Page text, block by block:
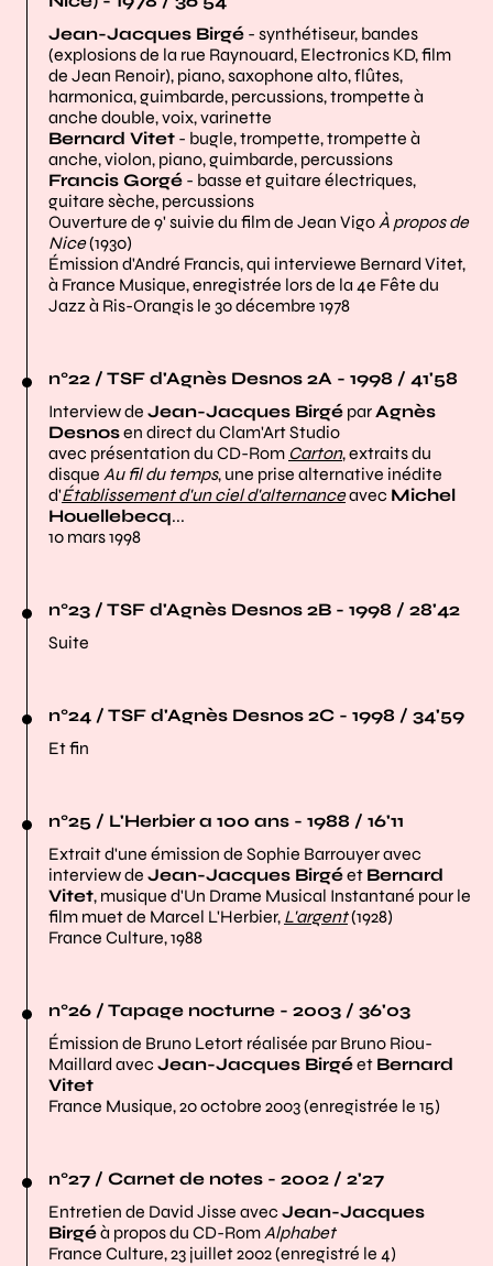
Jean-Jacques Birgé - synthétiseur, bandes
(explosions de la rue Raynouard, Electronics KD, film
de Jean Renoir), piano, saxophone alto, flûtes,
harmonica, guimbarde, percussions, trompette à
anche double, voix, varinette
Bernard Vitet - bugle, trompette, trompette à
anche, violon, piano, guimbarde, percussions
Francis Gorgé - basse et guitare électriques,
guitare sèche, percussions
Ouverture de 9' suivie du film de Jean VigoÀ propos de
Nice(1930)
Émission d'André Francis, qui interviewe Bernard Vitet,
à France Musique, enregistrée lors de la 4e Fête du
Jazz à Ris-Orangis le 30 décembre 1978
n°22 / TSF d'Agnès Desnos 2A - 1998 / 41'58
Interview de Jean-Jacques Birgé parAgnès
Desnosen direct du Clam'Art Studio
avec présentation du CD-Rom Carton, extraits du
disque Au fil du temps, une prise alternative inédite
d'Établissement d'un ciel d'alternanceavec Michel
Houellebecq...
10 mars 1998
n°23 / TSF d'Agnès Desnos 2B - 1998 / 28'42
Suite
n°24 / TSF d'Agnès Desnos 2C - 1998 / 34'59
Et fin
n°25 / L'Herbier a 100 ans - 1988 / 16'11
Extrait d'une émission de Sophie Barrouyer avec
interview de Jean-Jacques Birgéet Bernard
Vitet, musique d'Un Drame Musical Instantané pour le
film muet de Marcel L'Herbier, L'argent(1928)
France Culture, 1988
n°26 / Tapage nocturne - 2003 / 36'03
Émission de Bruno Letort réalisée par Bruno Riou-
Maillard avec Jean-Jacques Birgéet Bernard
Vitet
France Musique, 20 octobre 2003 (enregistrée le 15)
n°27 / Carnet de notes - 2002 / 2'27
Entretien de David Jisse avec Jean-Jacques
Birgéà propos du CD-RomAlphabet
France Culture, 23 juillet 2002 (enregistré le 4)